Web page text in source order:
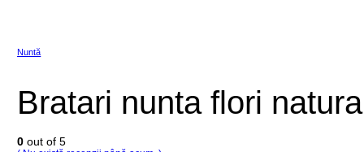
Nuntă
Bratari nunta flori
0 out of 5